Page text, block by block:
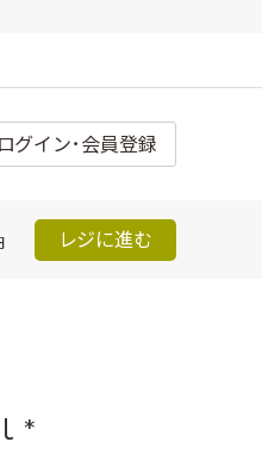
ログイン･会員登録
レジに進む
*